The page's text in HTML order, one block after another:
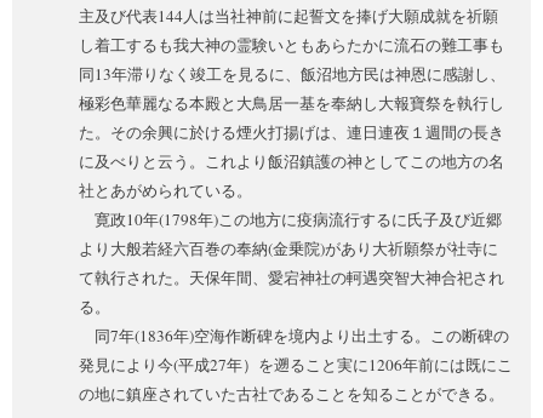
主及び代表144人は当社神前に起誓文を捧げ大願成就を祈願
し着工するも我大神の霊験いともあらたかに流石の難工事も
同13年滞りなく竣工を見るに、飯沼地方民は神恩に感謝し、
極彩色華麗なる本殿と大鳥居一基を奉納し大報寶祭を執行し
た。その余興に於ける煙火打揚げは、連日連夜１週間の長き
に及べりと云う。これより飯沼鎮護の神としてこの地方の名
社とあがめられている。
寛政10年(1798年)この地方に疫病流行するに氏子及び近郷
より大般若経六百巻の奉納(金乗院)があり大祈願祭が社寺に
て執行された。 天保年間、愛宕神社の軻遇突智大神合祀され
る。
同7年(1836年)空海作断碑を境内より出土する。この断碑の
発見により今(平成27年）を遡ること実に1206年前には既にこ
の地に鎮座されていた古社であることを知ることができる。